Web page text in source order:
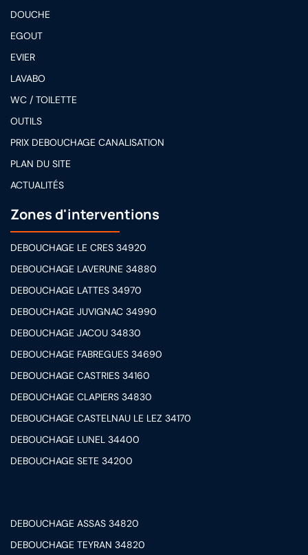
DOUCHE
EGOUT
EVIER
LAVABO
WC / TOILETTE
OUTILS
PRIX DEBOUCHAGE CANALISATION
PLAN DU SITE
ACTUALITÉS
Zones d'interventions
DEBOUCHAGE LE CRES 34920
DEBOUCHAGE LAVERUNE 34880
DEBOUCHAGE LATTES 34970
DEBOUCHAGE JUVIGNAC 34990
DEBOUCHAGE JACOU 34830
DEBOUCHAGE FABREGUES 34690
DEBOUCHAGE CASTRIES 34160
DEBOUCHAGE CLAPIERS 34830
DEBOUCHAGE CASTELNAU LE LEZ 34170
DEBOUCHAGE LUNEL 34400
DEBOUCHAGE SETE 34200
DEBOUCHAGE ASSAS 34820
DEBOUCHAGE TEYRAN 34820